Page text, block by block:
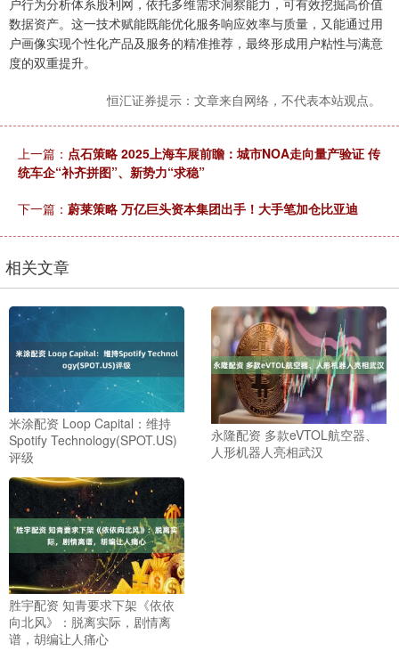
户行为分析体系股利网，依托多维需求洞察能力，可有效挖掘高价值
数据资产。这一技术赋能既能优化服务响应效率与质量，又能通过用
户画像实现个性化产品及服务的精准推荐，最终形成用户粘性与满意
度的双重提升。
恒汇证券提示：文章来自网络，不代表本站观点。
上一篇： 点石策略 2025上海车展前瞻：城市NOA走向量产验证 传
统车企“补齐拼图”、新势力“求稳”
下一篇： 蔚莱策略 万亿巨头资本集团出手！大手笔加仓比亚迪
相关文章
米涂配资 Loop Capital：维持
Spotify Technology(SPOT.US)
评级
永隆配资 多款eVTOL航空器、
人形机器人亮相武汉
胜宇配资 知青要求下架《依依
向北风》：脱离实际，剧情离
谱，胡编让人痛心